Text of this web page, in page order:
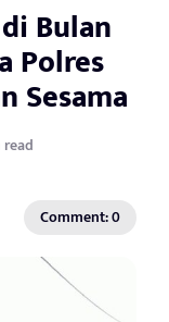
Bulan
Polres
Sesama
read
Comment: 0